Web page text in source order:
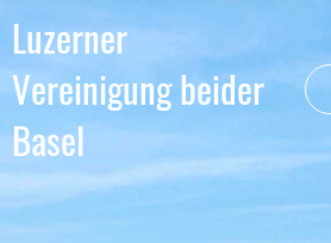
Luzerner
Vereinigung beider
Basel